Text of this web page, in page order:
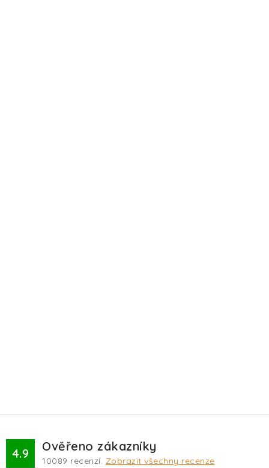
4.9 Ověřeno zákazníky
10089 recenzí. Zobrazit všechny recenze